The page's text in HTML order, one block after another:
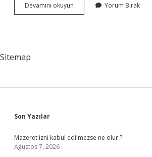
Devamını okuyun Mutfakta
Ortacı
Yorum Bırak
Sitemap
Sidebar
Son Yazılar
Mazeret izni kabul edilmezse ne olur ?
Ağustos 7, 2026